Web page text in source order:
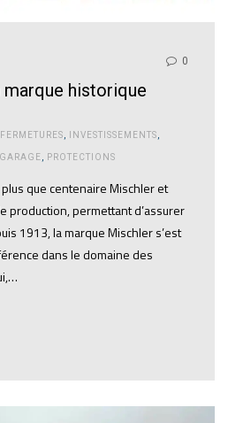
0
historique
FERMETURES INVESTISSEMENTS
PROTECTIONS
que centenaire Mischler et
production, permettant d’assurer
1913, la marque Mischler s’est
dans le domaine des